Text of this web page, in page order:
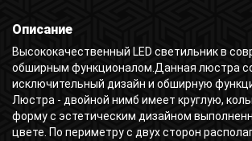
Описание
Высококачественный LED светильник в
обширным функционалом.Данная люстра
исключительный дизайн и обширную
Люстра - двойной нимб имеет круглую,
форму с эстетическим дизайном
цвете. По периметру с двух сторон